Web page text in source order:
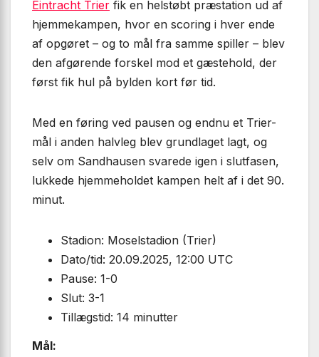
Eintracht Trier fik en helstøbt præstation ud af
hjemmekampen, hvor en scoring i hver ende
af opgøret – og to mål fra samme spiller – blev
den afgørende forskel mod et gæstehold, der
først fik hul på bylden kort før tid.
Med en føring ved pausen og endnu et Trier-
mål i anden halvleg blev grundlaget lagt, og
selv om Sandhausen svarede igen i slutfasen,
lukkede hjemmeholdet kampen helt af i det 90.
minut.
Stadion: Moselstadion (Trier)
Dato/tid: 20.09.2025, 12:00 UTC
Pause: 1-0
Slut: 3-1
Tillægstid: 14 minutter
Mål: